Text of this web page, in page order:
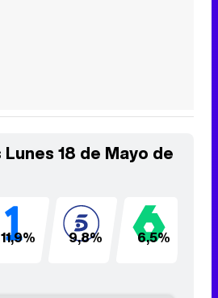
18 de Mayo de
11,9% 9,8% 6,5%